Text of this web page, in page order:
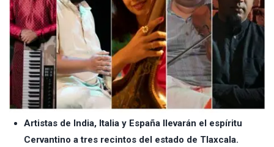
Artistas de India, Italia y España llevarán el espíritu
Cervantino a tres recintos del estado de Tlaxcala.